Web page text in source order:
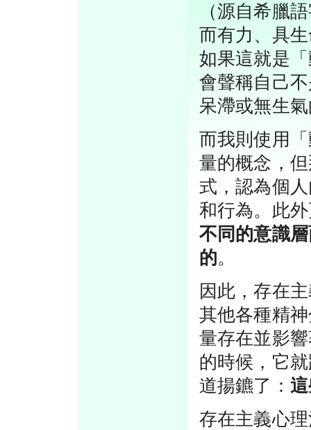
（源自希臘
而有力、具
如果這就是
會聲稱自己
呆滯或無生
而我則使用
量的概念，
式，認為個
和行為。此
不同的意識
的。
因此，存在
其他各種精
量存在並影
的時候，它
道揚鑣了：
存在主義心